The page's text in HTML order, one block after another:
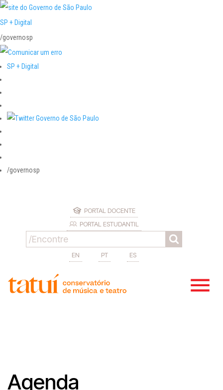
SP + Digital
/governosp
SP + Digital
/governosp
PORTAL DOCENTE
PORTAL ESTUDANTIL
EN PT ES
Agenda